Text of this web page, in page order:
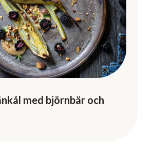
med björnbär och